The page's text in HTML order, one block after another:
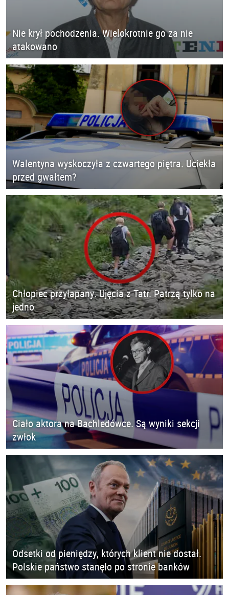
Nie krył pochodzenia. Wielokrotnie go za nie
atakowano
Walentyna wyskoczyła z czwartego piętra. Uciekła
przed gwałtem?
Chłopiec przyłapany. Ujęcia z Tatr. Patrzą tylko na
jedno
Ciało aktora na Bachledówce. Są wyniki sekcji
zwłok
Odsetki od pieniędzy, których klient nie dostał.
Polskie państwo stanęło po stronie banków